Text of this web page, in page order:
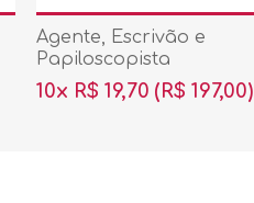
Agente, Escrivão e
Papiloscopista
10x R$ 19,70 (R$ 197,00)